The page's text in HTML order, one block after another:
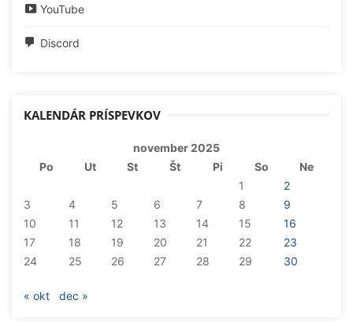
YouTube
Discord
KALENDÁR PRÍSPEVKOV
november 2025
Po
Ut St Št Pi So
Ne
1
2
3
4 5 6 7 8
9
10
11 12 13 14 15
16
17
18 19 20 21 22
23
24
25 26 27 28 29 30
« okt dec »